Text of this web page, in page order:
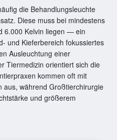
die Behandlungsleuchte
Diese muss bei mindestens
6.000 Kelvin liegen — ein
und Kieferbereich fokussiertes
Ausleuchtung einer
Tiermedizin orientiert sich die
kommen oft mit
aus, während Großtierchirurgie
und größerem